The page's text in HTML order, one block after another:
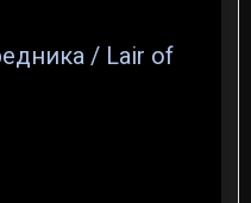
/ Lair of